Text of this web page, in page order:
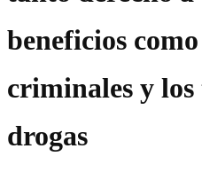
beneficios
criminales y
drogas